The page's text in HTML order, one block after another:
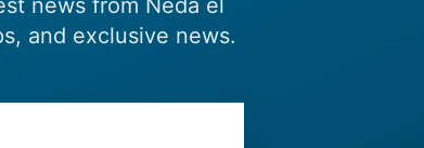
news from Neda el
and exclusive news.